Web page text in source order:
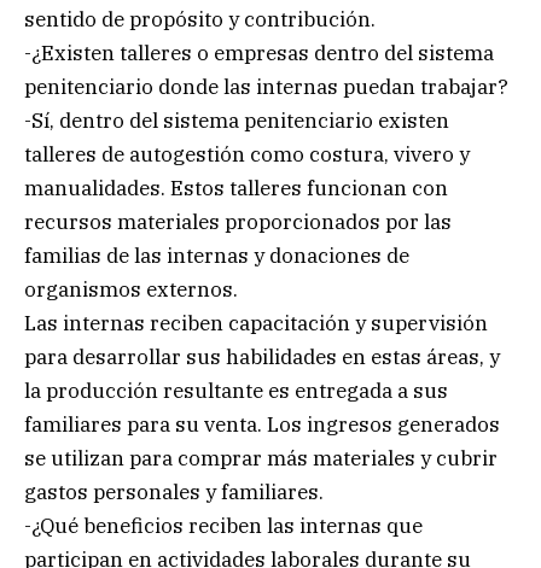
sentido de propósito y contribución.
-¿Existen talleres o empresas dentro del sistema
penitenciario donde las internas puedan trabajar?
-Sí, dentro del sistema penitenciario existen
talleres de autogestión como costura, vivero y
manualidades. Estos talleres funcionan con
recursos materiales proporcionados por las
familias de las internas y donaciones de
organismos externos.
Las internas reciben capacitación y supervisión
para desarrollar sus habilidades en estas áreas, y
la producción resultante es entregada a sus
familiares para su venta. Los ingresos generados
se utilizan para comprar más materiales y cubrir
gastos personales y familiares.
-¿Qué beneficios reciben las internas que
participan en actividades laborales durante su